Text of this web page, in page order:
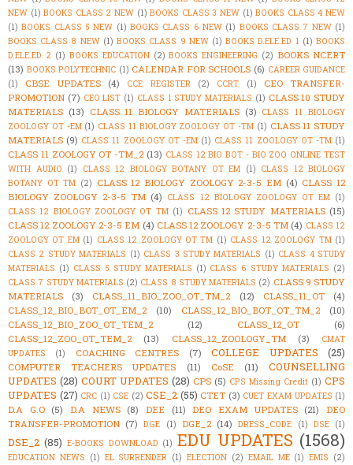
NEW (1) BOOKS CLASS 2 NEW (1) BOOKS CLASS 3 NEW (1) BOOKS CLASS 4 NEW
(1) BOOKS CLASS 5 NEW (1) BOOKS CLASS 6 NEW (1) BOOKS CLASS 7 NEW (1)
BOOKS CLASS 8 NEW (1) BOOKS CLASS 9 NEW (1) BOOKS D.ELE.ED 1 (1) BOOKS
D.ELE.ED 2 (1) BOOKS EDUCATION (2) BOOKS ENGINEERING (2) BOOKS NCERT
(13) BOOKS POLYTECHNIC (1) CALENDAR FOR SCHOOLS (6) CAREER GUIDANCE
(1)
CBSE UPDATES (4) CCE REGISTER (2) CCRT (1)
CEO TRANSFER-
PROMOTION (7) CEO LIST (1) CLASS 1 STUDY MATERIALS (1) CLASS 10 STUDY
MATERIALS (13) CLASS 11 BIOLOGY MATERIALS (3) CLASS 11 BIOLOGY
ZOOLOGY OT -EM (1) CLASS 11 BIOLOGY ZOOLOGY OT -TM (1) CLASS 11 STUDY
MATERIALS (9) CLASS 11 ZOOLOGY OT -EM (1) CLASS 11 ZOOLOGY OT -TM (1)
CLASS 11 ZOOLOGY OT -TM_2 (13) CLASS 12 BIO BOT - BIO ZOO ONLINE TEST
WITH AUDIO (1) CLASS 12 BIOLOGY BOTANY OT EM (1) CLASS 12 BIOLOGY
BOTANY OT TM (2) CLASS 12 BIOLOGY ZOOLOGY 2-3-5 EM (4) CLASS 12
BIOLOGY ZOOLOGY 2-3-5 TM (4) CLASS 12 BIOLOGY ZOOLOGY OT EM (1)
CLASS 12 BIOLOGY ZOOLOGY OT TM (1) CLASS 12 STUDY MATERIALS (15)
CLASS 12 ZOOLOGY 2-3-5 EM (4) CLASS 12 ZOOLOGY 2-3-5 TM (4) CLASS 12
ZOOLOGY OT EM (1) CLASS 12 ZOOLOGY OT TM (1) CLASS 12 ZOOLOGY TM (1)
CLASS 2 STUDY MATERIALS (1) CLASS 3 STUDY MATERIALS (1) CLASS 4 STUDY
MATERIALS (1) CLASS 5 STUDY MATERIALS (1) CLASS 6 STUDY MATERIALS (2)
CLASS 7 STUDY MATERIALS (2) CLASS 8 STUDY MATERIALS (2) CLASS 9 STUDY
MATERIALS
(3) CLASS_11_BIO_ZOO_OT_TM_2 (12) CLASS_11_OT
(4)
CLASS_12_BIO_BOT_OT_EM_2
(10) CLASS_12_BIO_BOT_OT_TM_2
(10)
CLASS_12_BIO_ZOO_OT_TEM_2
(12) CLASS_12_OT
(6)
CLASS_12_ZOO_OT_TEM_2
(13) CLASS_12_ZOOLOGY_TM (3)
CMAT
UPDATES
(1) COACHING CENTRES (7) COLLEGE UPDATES (25)
COMPUTER TEACHERS UPDATES (11) CoSE (11)
COUNSELLING
UPDATES (28) COURT UPDATES (28) CPS (5) CPS Missing Credit (1) CPS
UPDATES (27) CRC (1) CSE (2) CSE_2 (55) CTET (3) CUET EXAM UPDATES (1)
D.A G.O (5) D.A NEWS (8) DEE (11) DEO EXAM UPDATES (21)
DEO
TRANSFER-PROMOTION (7) DGE (1) DGE_2 (14) DRESS_CODE (1) DSE (1)
DSE_2 (85) E-BOOKS DOWNLOAD (1) EDU UPDATES (1568)
EDUCATION NEWS (1) EL SURRENDER (1) ELECTION (2) EMAIL ME (1) EMIS (2)